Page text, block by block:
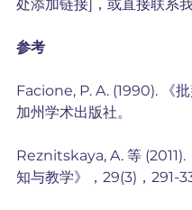
处添加链接]，或直接联系
参考
Facione, P. A. (1990). 《
加州学术出版社。
Reznitskaya, A. 等 (2011).
知与教学》，29(3)，291-